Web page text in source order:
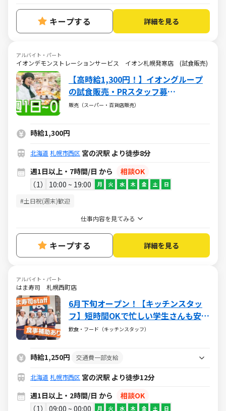
キープする 詳細を見る
アルバイト・パート
イオンデモンストレーションサービス イオン札幌発寒店 (試食販売)
【高時給1,300円！】イオングループ
の試食販売・PRスタッフ募
集！/SAHD03000
販売（スーパー・百貨店販売）
時給1,300円
北海道 札幌市西区 宮の沢駅 より徒歩8分
週1日以上・7時間/日 から
相談OK
1
10:00 ~ 19:00 月 火 水 木 金 土 日
#土日祝(週末)歓迎
仕事内容を見てみる
キープする 詳細を見る
アルバイト・パート
はま寿司 札幌西町店
6月下旬オープン！【キッチンスタッ
フ】短時間OKで忙しい学生さんも安
心！＜機械を使ったお寿司づくりや、
食べられる食事補助付
飲食・フード（キッチンスタッフ）
時給1,250円 交通費一部支給
北海道 札幌市西区 宮の沢駅 より徒歩12分
週1日以上・2時間/日 から
相談OK
1
09:00 ~ 00:00 月 火 水 木 金 土 日